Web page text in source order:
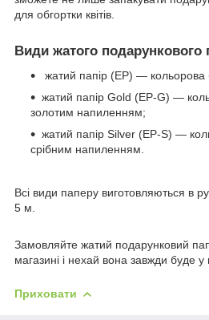
для обгортки квітів.
Види жатого подарункового
жатий папір (EP) — кольорова
жатий папір Gold (EP-G) —
золотим напиленням;
жатий папір Silver (EP-S) —
срібним напиленням.
Всі види паперу виготовляються в
5 м.
Замовляйте жатий подарунковий
магазині і нехай вона завжди буде у
Приховати